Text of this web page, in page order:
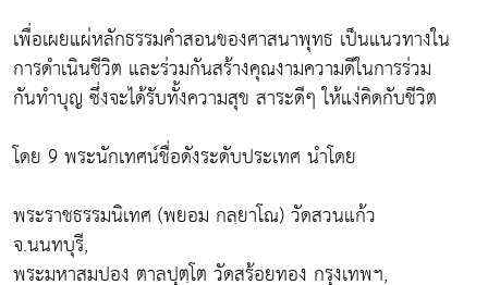
เพื่อเผยแผ่หลักธรรมคำสอนของศาสนาพุทธ เป็นแนวทางใน
การดำเนินชีวิต และร่วมกันสร้างคุณงามความดีในการร่วม
กันทำบุญ ซึ่งจะได้รับทั้งความสุข สาระดีๆ ให้แง่คิดกับชีวิต
โดย 9 พระนักเทศน์ชื่อดังระดับประเทศ นำโดย
พระราชธรรมนิเทศ (พยอม กลฺยาโณ) วัดสวนแก้ว
จ.นนทบุรี,
พระมหาสมปอง ตาลปุตฺโต วัดสร้อยทอง กรุงเทพฯ,